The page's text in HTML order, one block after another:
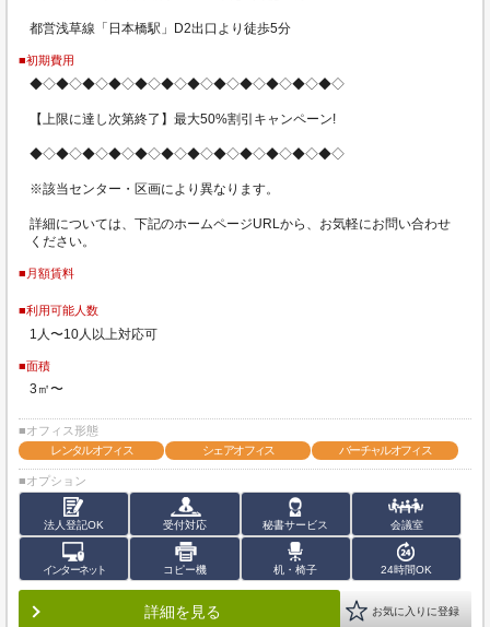
都営浅草線「日本橋駅」D2出口より徒歩5分
■初期費用
◆◇◆◇◆◇◆◇◆◇◆◇◆◇◆◇◆◇◆◇◆◇◆◇
【上限に達し次第終了】最大50%割引キャンペーン!
◆◇◆◇◆◇◆◇◆◇◆◇◆◇◆◇◆◇◆◇◆◇◆◇
※該当センター・区画により異なります。
詳細については、下記のホームページURLから、お気軽にお問い合わせ
ください。
■月額賃料
■利用可能人数
1人〜10人以上対応可
■面積
3㎡〜
■オフィス形態
レンタルオフィス
シェアオフィス バーチャルオフィス
■オプション
法人登記OK 受付対応 秘書サービス 会議室
インターネット コピー機 机・椅子 24時間OK
詳細を見る お気に入りに登録